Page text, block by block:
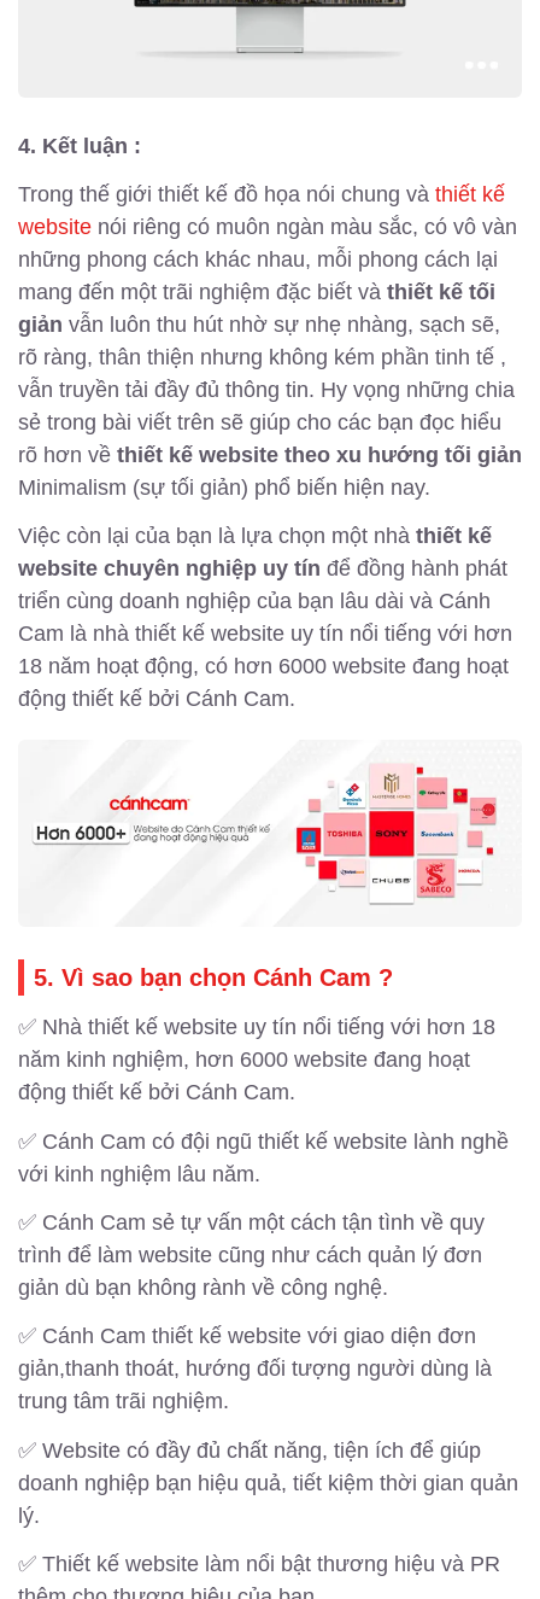
4. Kết luận :
Trong thế giới thiết kế đồ họa nói chung và thiết kế
website nói riêng có muôn ngàn màu sắc, có vô vàn
những phong cách khác nhau, mỗi phong cách lại
mang đến một trãi nghiệm đặc biết và thiết kế tối
giản vẫn luôn thu hút nhờ sự nhẹ nhàng, sạch sẽ,
rõ ràng, thân thiện nhưng không kém phần tinh tế ,
vẫn truyền tải đầy đủ thông tin. Hy vọng những chia
sẻ trong bài viết trên sẽ giúp cho các bạn đọc hiểu
rõ hơn về thiết kế website theo xu hướng tối giản
Minimalism (sự tối giản) phổ biến hiện nay.
Việc còn lại của bạn là lựa chọn một nhà thiết kế
website chuyên nghiệp uy tín để đồng hành phát
triển cùng doanh nghiệp của bạn lâu dài và Cánh
Cam là nhà thiết kế website uy tín nổi tiếng với hơn
18 năm hoạt động, có hơn 6000 website đang hoạt
động thiết kế bởi Cánh Cam.
5. Vì sao bạn chọn Cánh Cam ?
✅ Nhà thiết kế website uy tín nổi tiếng với hơn 18
năm kinh nghiệm, hơn 6000 website đang hoạt
động thiết kế bởi Cánh Cam.
✅ Cánh Cam có đội ngũ thiết kế website lành nghề
với kinh nghiệm lâu năm.
✅ Cánh Cam sẻ tự vấn một cách tận tình về quy
trình để làm website cũng như cách quản lý đơn
giản dù bạn không rành về công nghệ.
✅ Cánh Cam thiết kế website với giao diện đơn
giản,thanh thoát, hướng đối tượng người dùng là
trung tâm trãi nghiệm.
✅ Website có đầy đủ chất năng, tiện ích để giúp
doanh nghiệp bạn hiệu quả, tiết kiệm thời gian quản
lý.
✅ Thiết kế website làm nổi bật thương hiệu và PR